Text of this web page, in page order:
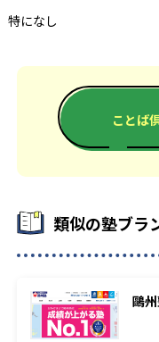
特になし
ことば
類似の塾ブラ
鷗